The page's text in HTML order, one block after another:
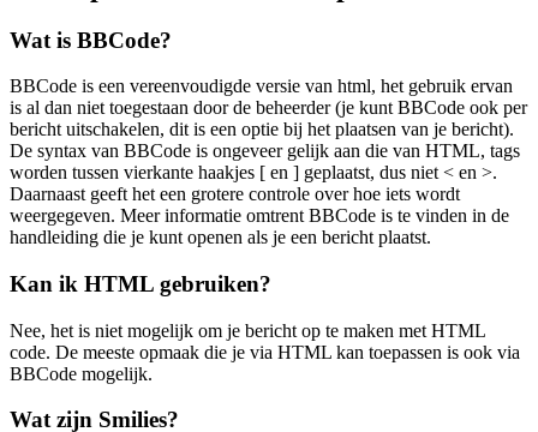
Wat is BBCode?
BBCode is een vereenvoudigde versie van html, het gebruik ervan
is al dan niet toegestaan door de beheerder (je kunt BBCode ook per
bericht uitschakelen, dit is een optie bij het plaatsen van je bericht).
De syntax van BBCode is ongeveer gelijk aan die van HTML, tags
worden tussen vierkante haakjes [ en ] geplaatst, dus niet < en >.
Daarnaast geeft het een grotere controle over hoe iets wordt
weergegeven. Meer informatie omtrent BBCode is te vinden in de
handleiding die je kunt openen als je een bericht plaatst.
Kan ik HTML gebruiken?
Nee, het is niet mogelijk om je bericht op te maken met HTML
code. De meeste opmaak die je via HTML kan toepassen is ook via
BBCode mogelijk.
Wat zijn Smilies?